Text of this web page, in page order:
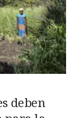
deben